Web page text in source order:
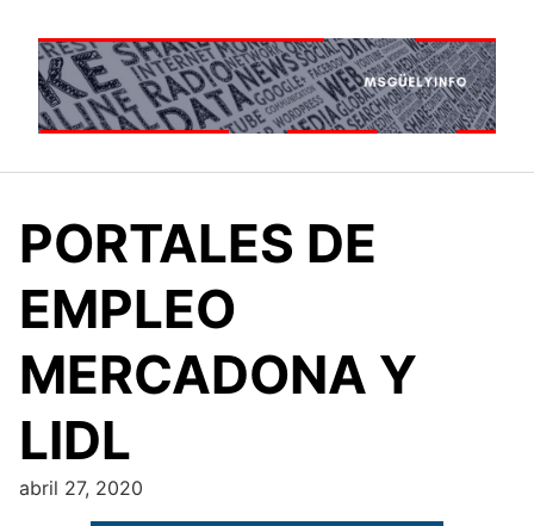
contenido
PORTALES DE
EMPLEO
MERCADONA Y
LIDL
abril 27, 2020